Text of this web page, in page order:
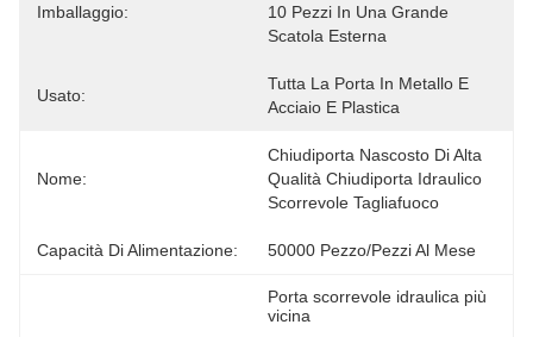
Imballaggio:
10 Pezzi In Una Grande
Scatola Esterna
Usato:
Tutta La Porta In Metallo E
Acciaio E Plastica
Nome:
Chiudiporta Nascosto Di Alta
Qualità Chiudiporta Idraulico
Scorrevole Tagliafuoco
Capacità Di Alimentazione: 50000 Pezzo/pezzi Al Mese
Porta scorrevole idraulica più
vicina